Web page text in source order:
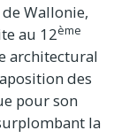
Wallonie,
au 12ème
architectural
des
pour son
la